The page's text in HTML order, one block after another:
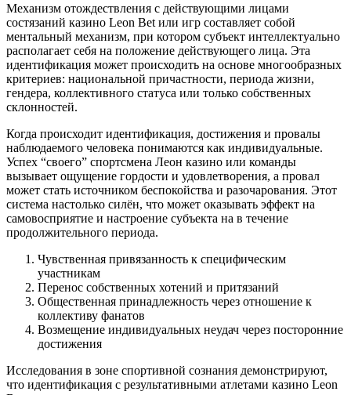
Механизм отождествления с действующими лицами
состязаний казино Leon Bet или игр составляет собой
ментальный механизм, при котором субъект интеллектуально
располагает себя на положение действующего лица. Эта
идентификация может происходить на основе многообразных
критериев: национальной причастности, периода жизни,
гендера, коллективного статуса или только собственных
склонностей.
Когда происходит идентификация, достижения и провалы
наблюдаемого человека понимаются как индивидуальные.
Успех “своего” спортсмена Леон казино или команды
вызывает ощущение гордости и удовлетворения, а провал
может стать источником беспокойства и разочарования. Этот
система настолько силён, что может оказывать эффект на
самовосприятие и настроение субъекта на в течение
продолжительного периода.
Чувственная привязанность к специфическим
участникам
Перенос собственных хотений и притязаний
Общественная принадлежность через отношение к
коллективу фанатов
Возмещение индивидуальных неудач через посторонние
достижения
Исследования в зоне спортивной сознания демонстрируют,
что идентификация с результативными атлетами казино Leon